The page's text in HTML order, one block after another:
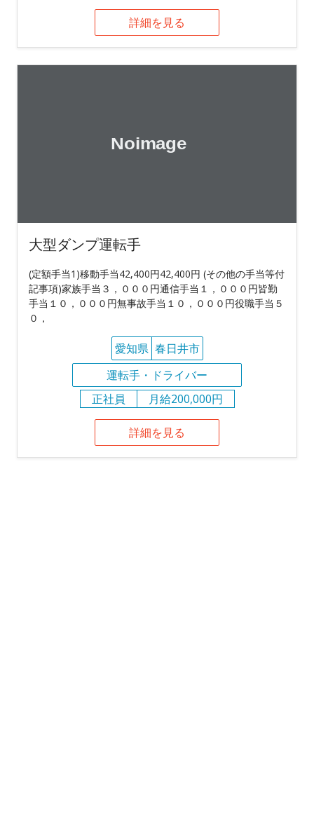
詳細を見る
大型ダンプ運転手
(定額手当1)移動手当42,400円42,400円 (その他の手当等付
記事項)家族手当３，０００円通信手当１，０００円皆勤
手当１０，０００円無事故手当１０，０００円役職手当５
０，
愛知県 春日井市
運転手・ドライバー
正社員
月給200,000円
詳細を見る